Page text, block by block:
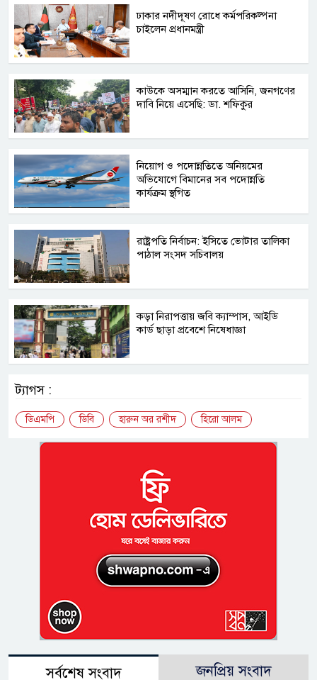
ঢাকার নদীদূষণ রোধে কর্মপরিকল্পনা
চাইলেন প্রধানমন্ত্রী
কাউকে অসম্মান করতে আসিনি, জনগণের
দাবি নিয়ে এসেছি: ডা. শফিকুর
নিয়োগ ও পদোন্নতিতে অনিয়মের
অভিযোগে বিমানের সব পদোন্নতি
কার্যক্রম স্থগিত
রাষ্ট্রপতি নির্বাচন: ইসিতে ভোটার তালিকা
পাঠাল সংসদ সচিবালয়
কড়া নিরাপত্তায় জবি ক্যাম্পাস, আইডি
কার্ড ছাড়া প্রবেশে নিষেধাজ্ঞা
ট্যাগস :
ডিএমপি ডিবি হারুন অর রশীদ হিরো আলম
সর্বশেষ সংবাদ জনপ্রিয় সংবাদ